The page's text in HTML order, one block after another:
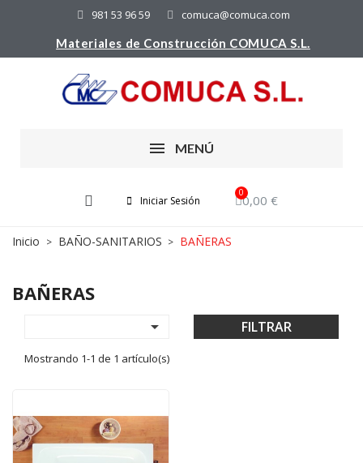
981 53 96 59
comuca@comuca.com
Materiales de Construcción COMUCA S.L.
MENÚ
Iniciar Sesión 0,00 €
Inicio BAÑO-SANITARIOS BAÑERAS
BAÑERAS
 FILTRAR
Mostrando 1-1 de 1 artículo(s)